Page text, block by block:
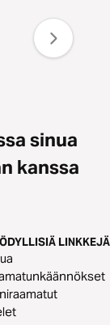
sinua
kanssa
LINKKEJÄ